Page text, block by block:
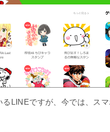
LINEですが、今では、ス